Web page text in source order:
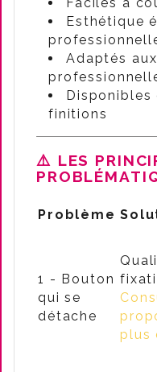
Esthétique
Adaptés
finitions
⚠️ LES
Problème
1 - Bouton
qui se
détache
plus